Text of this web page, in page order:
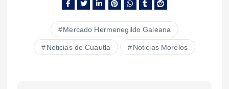
Mercado Hermenegildo Galeana
Noticias de Cuautla Noticias Morelos